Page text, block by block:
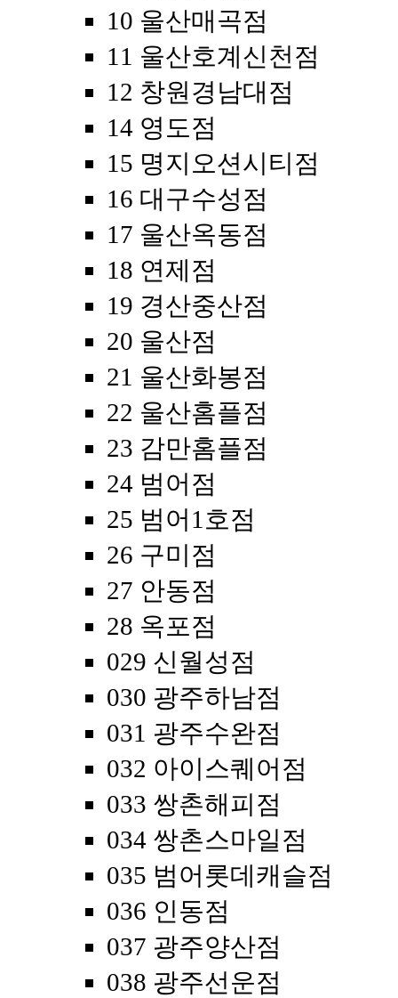
10 울산매곡점
11 울산호계신천점
12 창원경남대점
14 영도점
15 명지오션시티점
16 대구수성점
17 울산옥동점
18 연제점
19 경산중산점
20 울산점
21 울산화봉점
22 울산홈플점
23 감만홈플점
24 범어점
25 범어1호점
26 구미점
27 안동점
28 옥포점
029 신월성점
030 광주하남점
031 광주수완점
032 아이스퀘어점
033 쌍촌해피점
034 쌍촌스마일점
035 범어롯데캐슬점
036 인동점
037 광주양산점
038 광주선운점